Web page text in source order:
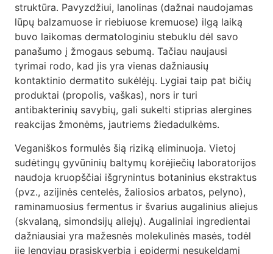
struktūra. Pavyzdžiui, lanolinas (dažnai naudojamas
lūpų balzamuose ir riebiuose kremuose) ilgą laiką
buvo laikomas dermatologiniu stebuklu dėl savo
panašumo į žmogaus sebumą. Tačiau naujausi
tyrimai rodo, kad jis yra vienas dažniausių
kontaktinio dermatito sukėlėjų. Lygiai taip pat bičių
produktai (propolis, vaškas), nors ir turi
antibakterinių savybių, gali sukelti stiprias alergines
reakcijas žmonėms, jautriems žiedadulkėms.
Veganiškos formulės šią riziką eliminuoja. Vietoj
sudėtingų gyvūninių baltymų korėjiečių laboratorijos
naudoja kruopščiai išgrynintus botaninius ekstraktus
(pvz., azijinės centelės, žaliosios arbatos, pelyno),
raminamuosius fermentus ir švarius augalinius aliejus
(skvalaną, simondsijų aliejų). Augaliniai ingredientai
dažniausiai yra mažesnės molekulinės masės, todėl
jie lengviau prasiskverbia į epidermį nesukeldami